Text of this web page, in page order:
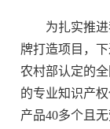
为扎实推
牌打造项目，
农村部认定的
的专业知识产
产品40多个且